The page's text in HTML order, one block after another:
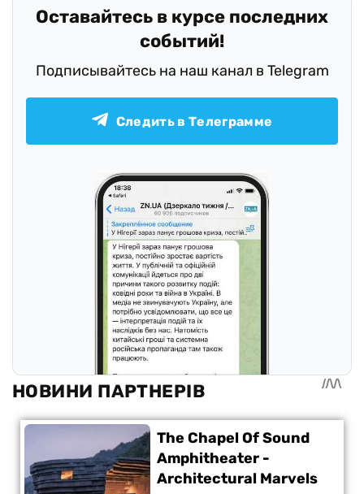
Оставайтесь в курсе последних
событий!
Подписывайтесь на наш канал в Telegram
Следить в Телеграмме